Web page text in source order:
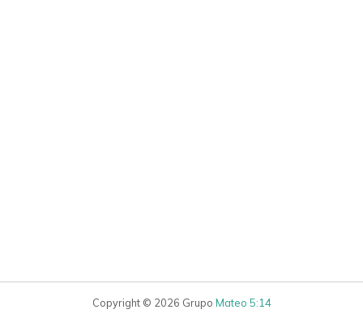
Copyright © 2026 Grupo Mateo 5:14